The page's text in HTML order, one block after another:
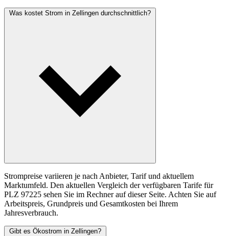
Was kostet Strom in Zellingen durchschnittlich?
Strompreise variieren je nach Anbieter, Tarif und aktuellem
Marktumfeld. Den aktuellen Vergleich der verfügbaren Tarife für
PLZ 97225 sehen Sie im Rechner auf dieser Seite. Achten Sie auf
Arbeitspreis, Grundpreis und Gesamtkosten bei Ihrem
Jahresverbrauch.
Gibt es Ökostrom in Zellingen?